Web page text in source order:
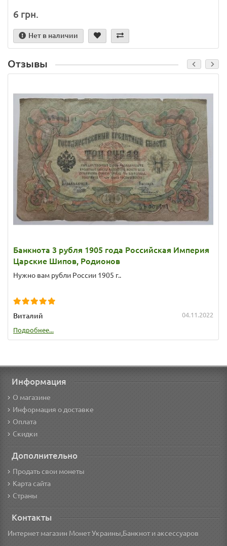
6 грн.
Нет в наличии
Отзывы
Банкнота 3 рубля 1905 года Российская Империя
Царские Шипов, Родионов
Нужно вам рубли России 1905 г..
Виталий 04.11.2022
Подробнее...
Информация
О магазине
Информация о доставке
Оплата
Скидки
Дополнительно
Продать свои монеты
Карта сайта
Страны
Контакты
Интернет магазин Монет Украины,Банкнот и аксессуаров